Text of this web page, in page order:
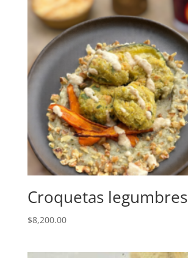
Croquetas legumbres
$8,200.00